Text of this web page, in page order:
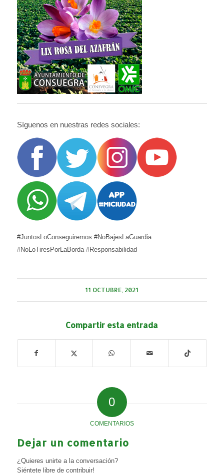
Síguenos en nuestras redes sociales:
#JuntosLoConseguiremos #NoBajesLaGuardia
#NoLoTiresPorLaBorda #Responsabilidad
11 OCTUBRE, 2021
Compartir esta entrada
0
COMENTARIOS
Dejar un comentario
¿Quieres unirte a la conversación?
Siéntete libre de contribuir!